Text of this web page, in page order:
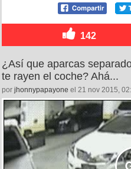
142
¿Así que aparcas
te rayen el coche? Ahá...
por jhonnypapayone el 21 nov 2015,